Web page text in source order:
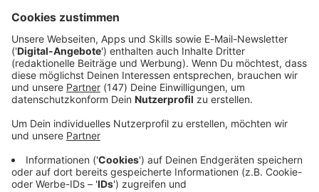
steigt, neue Steuer-Apps erleichtern die Abgabe und
vieles mehr. Was sich für euch konkret ändert, lest ihr
hier im Überblick.
Verbraucherschutz